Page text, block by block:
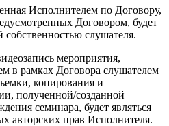
Исполнителем по Договору,
Договором, будет
собственностью слушателя.
мероприятия,
в рамках Договора слушателем
копирования и
полученной/созданной
семинара, будет являться
авторских прав Исполнителя.